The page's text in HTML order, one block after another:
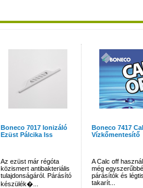
Boneco 7017 Ionizáló
Ezüst Pálcika Iss
Az ezüst már régóta
közismert antibakteriális
tulajdonságáról. Párásító
készülék�...
Boneco 7417
Vízkőmentesítő
A Calc off
még
párásítók és
takarít...